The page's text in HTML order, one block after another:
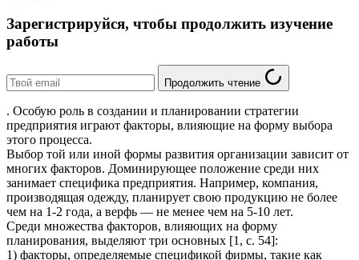
Зарегистрируйся, чтобы продолжить изучение
работы
Продолжить чтение
. Особую роль в создании и планировании стратегии
предприятия играют факторы, влияющие на форму выбора
этого процесса.
Выбор той или иной формы развития организации зависит от
многих факторов. Доминирующее положение среди них
занимает специфика предприятия. Например, компания,
производящая одежду, планирует свою продукцию не более
чем на 1-2 года, а верфь — не менее чем на 5-10 лет.
Среди множества факторов, влияющих на форму
планирования, выделяют три основных [1, с. 54]:
1) факторы, определяемые спецификой фирмы, такие как